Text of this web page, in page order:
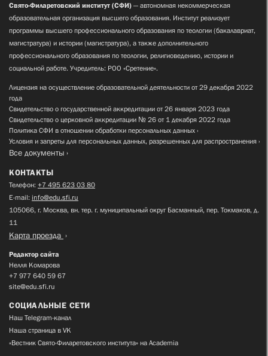
Свято-Филаретовский институт (СФИ) — автономная некоммерческая
образовательная организация высшего образования. Институт реализует
программы высшего профессионального образования по теологии (бакалавриат,
магистратура) и истории (магистратура), а также дополнительного
профессионального образования по теологии, религиоведению, истории и
социальной работе. Учредитель: РОО «Сретение».
Лицензия на осуществление образовательной деятельности от 29 декабря 2022
года
Свидетельство о государственной аккредитации от 26 января 2023 года
Свидетельство о церковной аккредитации № 26 от 1 декабря 2022 года
Политика СФИ в отношении обработки персональных данных
Условия и запреты для персональных данных, разрешенных для распространения
Все документы
КОНТАКТЫ
Телефон: +7 495 623 03 80
E-mail: info@edu.sfi.ru
105066, г. Москва, вн. тер. г. муниципальный округ Басманный, пер. Токмаков, д.
11
Карта проезда
Редактор сайта
Нелля Комарова
+7 977 640 59 67
site@edu.sfi.ru
СОЦИАЛЬНЫЕ СЕТИ
Наш Telegram-канал
Наша страница в VK
«Вестник Свято-Филаретовского института» на Academia